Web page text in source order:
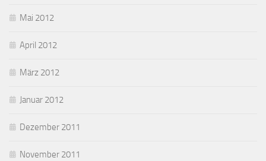
Mai 2012
April 2012
März 2012
Januar 2012
Dezember 2011
November 2011